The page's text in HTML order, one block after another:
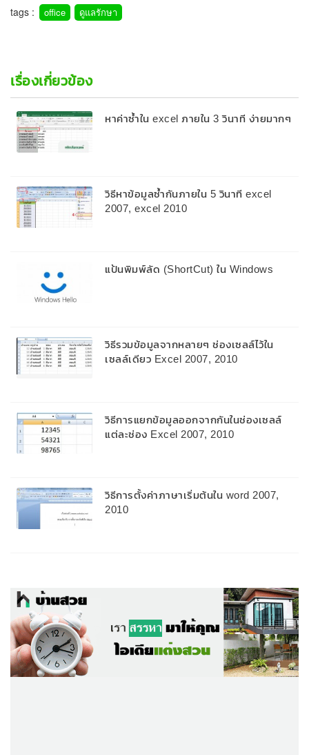
tags : office ดูแลรักษา
เรื่องเกี่ยวข้อง
หาค่าซ้ำใน excel ภายใน 3 วินาที ง่ายมากๆ
วิธีหาข้อมูลซ้ำกันภายใน 5 วินาที excel
2007, excel 2010
แป้นพิมพ์ลัด (ShortCut) ใน Windows
วิธีรวมข้อมูลจากหลายๆ ช่องเซลล์ไว้ใน
เซลล์เดียว Excel 2007, 2010
วิธีการแยกข้อมูลออกจากกันในช่องเซลล์
แต่ละช่อง Excel 2007, 2010
วิธีการตั้งค่าภาษาเริ่มต้นใน word 2007,
2010